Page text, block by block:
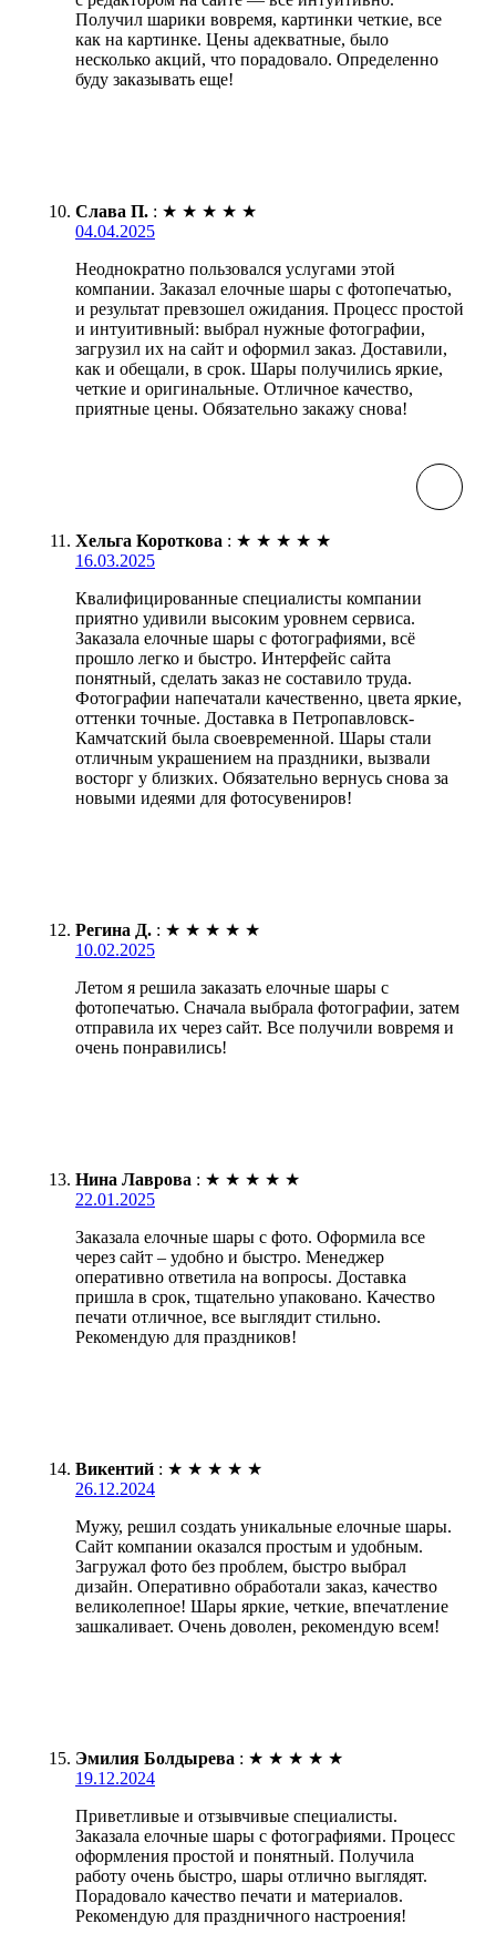
Получил шарики вовремя, картинки четкие, все
как на картинке. Цены адекватные, было
несколько акций, что порадовало. Определенно
буду заказывать еще!
Слава П. : ★ ★ ★ ★ ★
04.04.2025
Неоднократно пользовался услугами этой
компании. Заказал елочные шары с фотопечатью,
и результат превзошел ожидания. Процесс простой
и интуитивный: выбрал нужные фотографии,
загрузил их на сайт и оформил заказ. Доставили,
как и обещали, в срок. Шары получились яркие,
четкие и оригинальные. Отличное качество,
приятные цены. Обязательно закажу снова!
Хельга Короткова : ★ ★ ★ ★ ★
16.03.2025
Квалифицированные специалисты компании
приятно удивили высоким уровнем сервиса.
Заказала елочные шары с фотографиями, всё
прошло легко и быстро. Интерфейс сайта
понятный, сделать заказ не составило труда.
Фотографии напечатали качественно, цвета яркие,
оттенки точные. Доставка в Петропавловск-
Камчатский была своевременной. Шары стали
отличным украшением на праздники, вызвали
восторг у близких. Обязательно вернусь снова за
новыми идеями для фотосувениров!
Регина Д. : ★ ★ ★ ★ ★
10.02.2025
Летом я решила заказать елочные шары с
фотопечатью. Сначала выбрала фотографии, затем
отправила их через сайт. Все получили вовремя и
очень понравились!
Нина Лаврова : ★ ★ ★ ★ ★
22.01.2025
Заказала елочные шары с фото. Оформила все
через сайт – удобно и быстро. Менеджер
оперативно ответила на вопросы. Доставка
пришла в срок, тщательно упаковано. Качество
печати отличное, все выглядит стильно.
Рекомендую для праздников!
Викентий : ★ ★ ★ ★ ★
26.12.2024
Мужу, решил создать уникальные елочные шары.
Сайт компании оказался простым и удобным.
Загружал фото без проблем, быстро выбрал
дизайн. Оперативно обработали заказ, качество
великолепное! Шары яркие, четкие, впечатление
зашкаливает. Очень доволен, рекомендую всем!
Эмилия Болдырева : ★ ★ ★ ★ ★
19.12.2024
Приветливые и отзывчивые специалисты.
Заказала елочные шары с фотографиями. Процесс
оформления простой и понятный. Получила
работу очень быстро, шары отлично выглядят.
Порадовало качество печати и материалов.
Рекомендую для праздничного настроения!